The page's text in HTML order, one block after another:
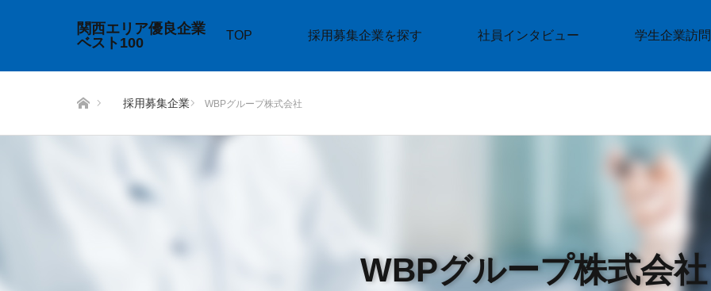
関西エリア優良企業
ベスト100
TOP 採用募集企業を探す 社員インタビュー 学生企業訪問
採用募集企業 WBPグループ株式会社
WBPグループ株式会社